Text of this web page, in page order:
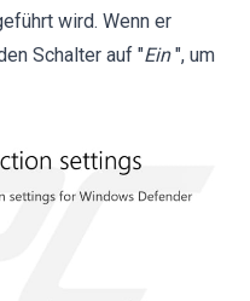
wird. Wenn er
Schalter auf "Ein ", um